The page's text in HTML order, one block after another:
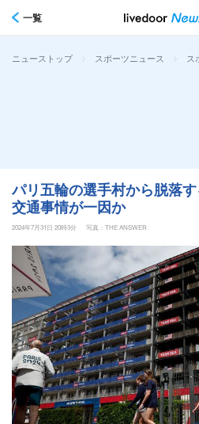
一覧
ニューストップ > スポーツニュース > ス
パリ五輪の選手村から脱落
交通事情が一因か
2024年7月31日 20時3分
写真：THE ANSWER